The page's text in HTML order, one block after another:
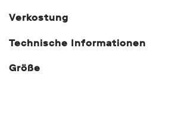
Verkostung
Technische Informationen
Größe